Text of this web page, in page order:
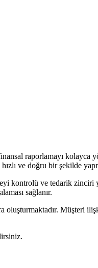
raporlamayı kolayca
ve doğru bir şekilde
kontrolü ve tedarik
sağlanır.
Müşteri